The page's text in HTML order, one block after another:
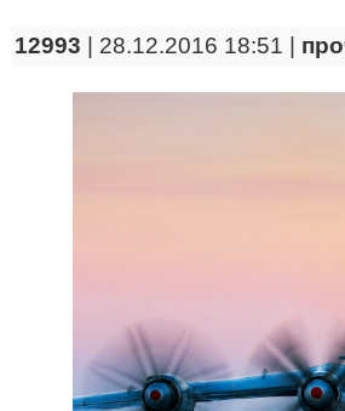
12993 | 28.12.2016 18:51 |